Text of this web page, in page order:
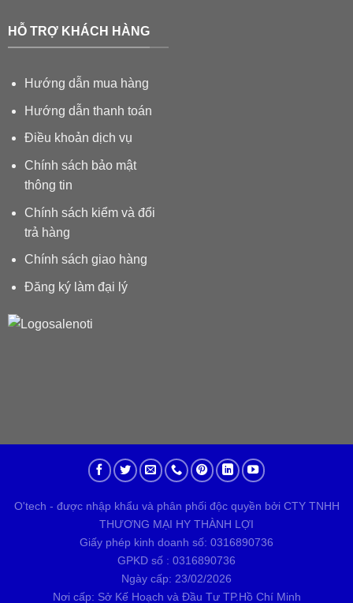
HỖ TRỢ KHÁCH HÀNG
Hướng dẫn mua hàng
Hướng dẫn thanh toán
Điều khoản dịch vụ
Chính sách bảo mật
thông tin
Chính sách kiểm và đổi
trả hàng
Chính sách giao hàng
Đăng ký làm đại lý
O'tech - được nhập khẩu và phân phối độc quyền bởi CTY TNHH
THƯƠNG MẠI HY THÀNH LỢI
Giấy phép kinh doanh số: 0316890736
GPKD số : 0316890736
Ngày cấp: 23/02/2026
Nơi cấp: Sở Kế Hoạch và Đầu Tư TP.Hồ Chí Minh